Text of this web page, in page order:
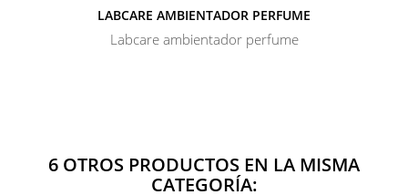
LABCARE AMBIENTADOR PERFUME
Labcare ambientador perfume
6 OTROS PRODUCTOS EN LA MISMA
CATEGORÍA: